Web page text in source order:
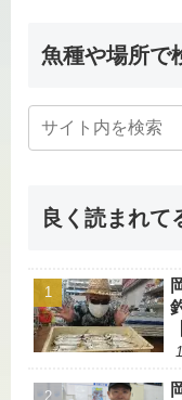
魚種や場所で
良く読まれて